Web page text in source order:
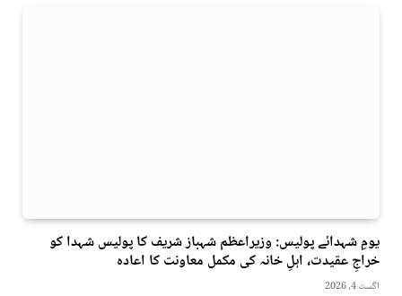
یومِ شہدائے پولیس: وزیراعظم شہباز شریف کا پولیس شہدا کو
خراجِ عقیدت، اہلِ خانہ کی مکمل معاونت کا اعادہ
اگست 4, 2026